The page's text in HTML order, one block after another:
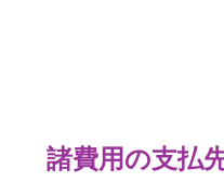
諸費用の支払